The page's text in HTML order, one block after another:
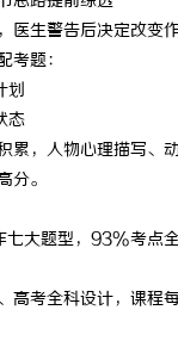
医生警告后决定改变
考题：
划
态
累，人物心理描写
分。
大题型，93%考点
高考全科设计，课